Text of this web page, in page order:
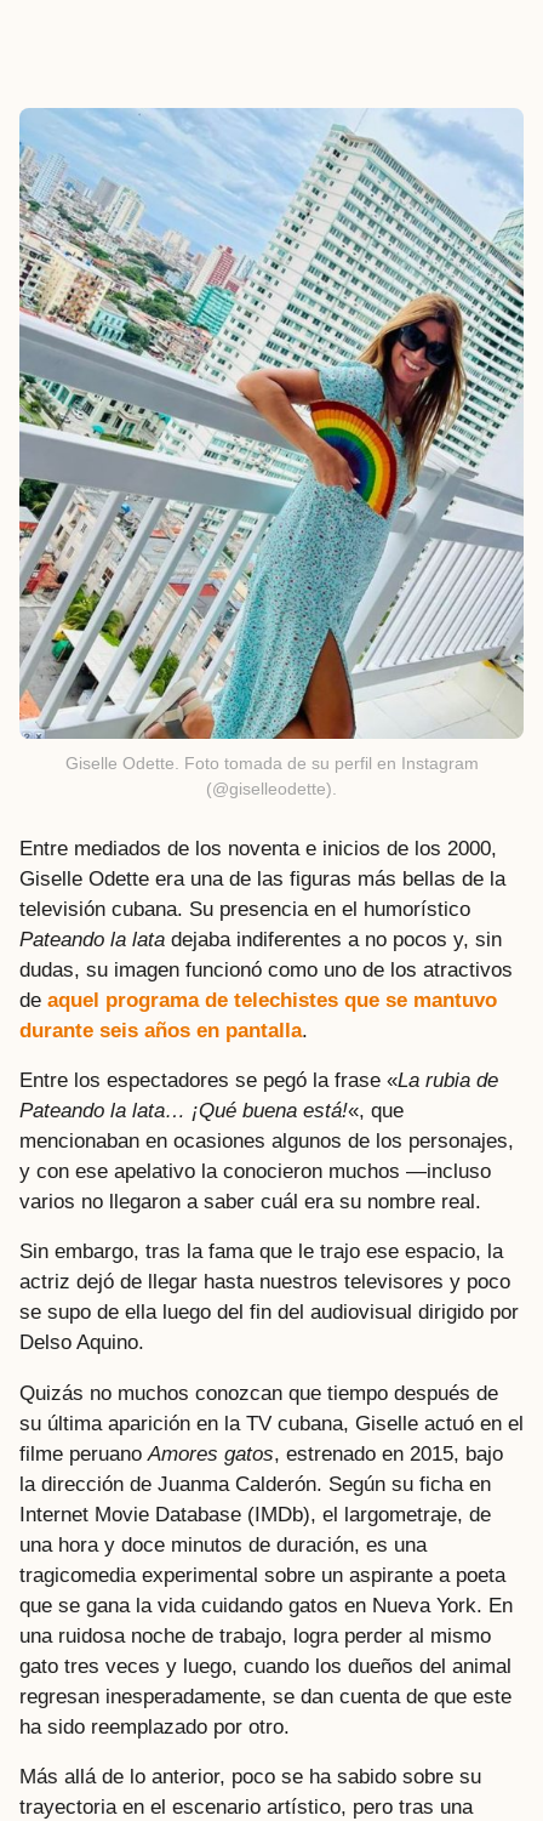
Giselle Odette. Foto tomada de su perfil en Instagram
(@giselleodette).
Entre mediados de los noventa e inicios de los 2000,
Giselle Odette era una de las figuras más bellas de la
televisión cubana. Su presencia en el humorístico
Pateando la lata dejaba indiferentes a no pocos y, sin
dudas, su imagen funcionó como uno de los atractivos
de aquel programa de telechistes que se mantuvo
durante seis años en pantalla.
Entre los espectadores se pegó la frase «La rubia de
Pateando la lata… ¡Qué buena está!«, que
mencionaban en ocasiones algunos de los personajes,
y con ese apelativo la conocieron muchos —incluso
varios no llegaron a saber cuál era su nombre real.
Sin embargo, tras la fama que le trajo ese espacio, la
actriz dejó de llegar hasta nuestros televisores y poco
se supo de ella luego del fin del audiovisual dirigido por
Delso Aquino.
Quizás no muchos conozcan que tiempo después de
su última aparición en la TV cubana, Giselle actuó en el
filme peruano Amores gatos, estrenado en 2015, bajo
la dirección de Juanma Calderón. Según su ficha en
Internet Movie Database (IMDb), el largometraje, de
una hora y doce minutos de duración, es una
tragicomedia experimental sobre un aspirante a poeta
que se gana la vida cuidando gatos en Nueva York. En
una ruidosa noche de trabajo, logra perder al mismo
gato tres veces y luego, cuando los dueños del animal
regresan inesperadamente, se dan cuenta de que este
ha sido reemplazado por otro.
Más allá de lo anterior, poco se ha sabido sobre su
trayectoria en el escenario artístico, pero tras una